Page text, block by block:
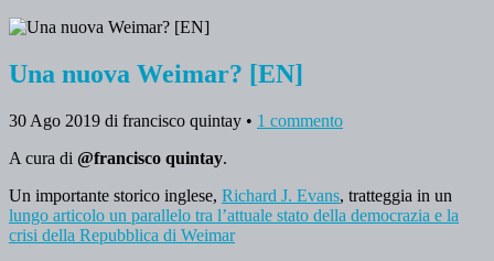
Una nuova Weimar? [EN]
30 Ago 2019 di francisco quintay • 1 commento
A cura di @francisco quintay.
Un importante storico inglese, Richard J. Evans, tratteggia in un
lungo articolo un parallelo tra l’attuale stato della democrazia e la
crisi della Repubblica di Weimar